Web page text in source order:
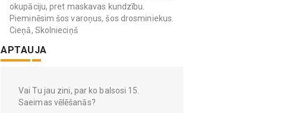
okupāciju, pret maskavas kundzību.
Pieminēsim šos varoņus, šos drosminiekus.
Cieņā, Skolnieciņš
APTAUJA
Vai Tu jau zini, par ko balsosi 15.
Saeimas vēlēšanās?